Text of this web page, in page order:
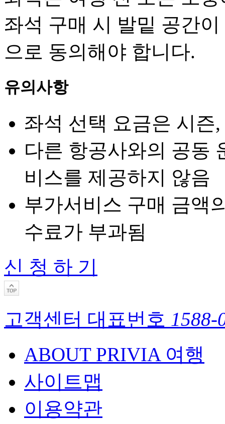
좌석 구매 시 발밑 공간
으로 동의해야 합니다.
유의사항
좌석 선택 요금은 시즌
다른 항공사와의 공동
비스를 제공하지 않음
부가서비스 구매 금액
수료가 부과됨
신 청 하 기
고객센터 대표번호 1588-
ABOUT PRIVIA 여행
사이트맵
이용약관